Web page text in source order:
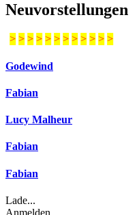
Neuvorstellungen
> > > > > > > > > > > >
Godewind
Fabian
Lucy Malheur
Fabian
Fabian
Lade...
Anmelden